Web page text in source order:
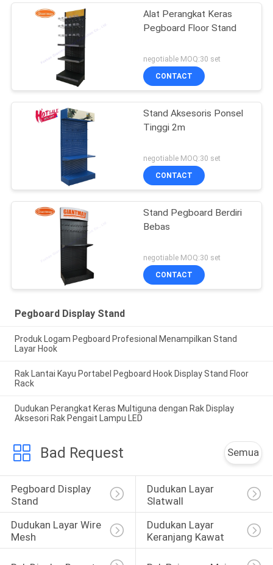
Alat Perangkat Keras
Pegboard Floor Stand
negotiable MOQ:30 set
CONTACT
Stand Aksesoris Ponsel
Tinggi 2m
negotiable MOQ:30 set
CONTACT
Stand Pegboard Berdiri
Bebas
negotiable MOQ:30 set
CONTACT
Pegboard Display Stand
Produk Logam Pegboard Profesional Menampilkan Stand
Layar Hook
Rak Lantai Kayu Portabel Pegboard Hook Display Stand Floor
Rack
Dudukan Perangkat Keras Multiguna dengan Rak Display
Aksesori Rak Pengait Lampu LED
Bad Request Semua
Pegboard Display
Stand
Dudukan Layar
Slatwall
Dudukan Layar Wire
Mesh
Dudukan Layar
Keranjang Kawat